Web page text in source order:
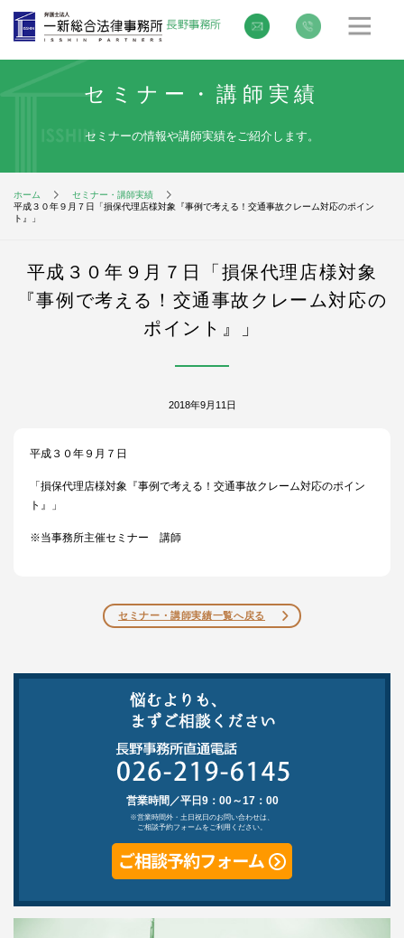
セミナー・講師実績
セミナーの情報や講師実績をご紹介します。
ホーム
セミナー・講師実績
平成３０年９月７日「損保代理店様対象『事例で考える！交通事故クレーム対応のポイン
ト』」
平成３０年９月７日「損保代理店様対象
『事例で考える！交通事故クレーム対応の
ポイント』」
2018年9月11日
平成３０年９月７日
「損保代理店様対象『事例で考える！交通事故クレーム対応のポイン
ト』」
※当事務所主催セミナー 講師
セミナー・講師実績一覧へ戻る
営業時間／平日9：00～17：00
※営業時間外・土日祝日のお問い合わせは、
ご相談予約フォームをご利用ください。